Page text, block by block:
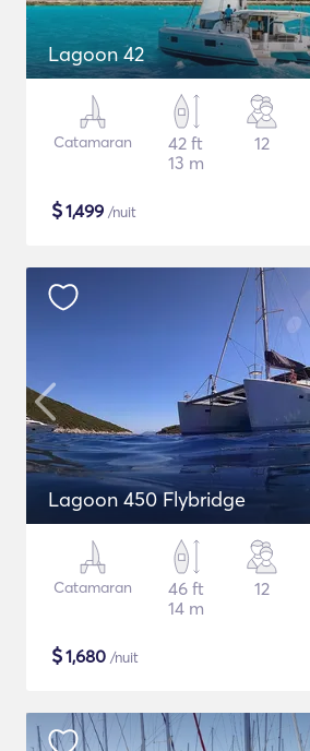
Lagoon 42
Catamaran
42 ft
13 m
12
$1,499 /nuit
Lagoon 450 Flybridge
Catamaran
46 ft
14 m
12
$1,680 /nuit